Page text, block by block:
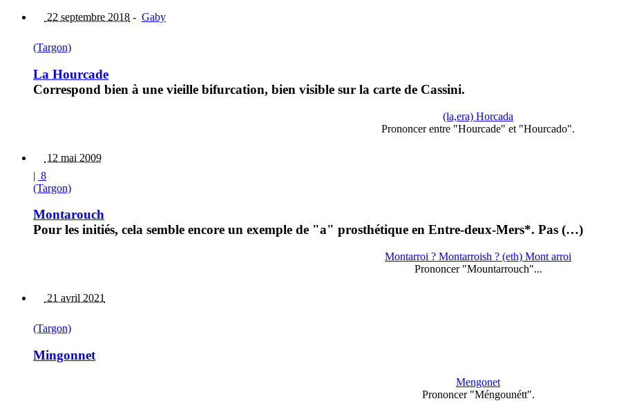
22 septembre 2018 - Gaby
(Targon)
La Hourcade
Correspond bien à une vieille bifurcation, bien visible sur la carte de Cassini.
(la,era) Horcada
Prononcer entre "Hourcade" et "Hourcado".
12 mai 2009
| 8
(Targon)
Montarouch
Pour les initiés, cela semble encore un exemple de "a" prosthétique en Entre-deux-Mers*. Pas (…)
Montarroi ? Montarroish ? (eth) Mont arroi
Prononcer "Mountarrouch"...
21 avril 2021
(Targon)
Mingonnet
Mengonet
Prononcer "Méngounétt".